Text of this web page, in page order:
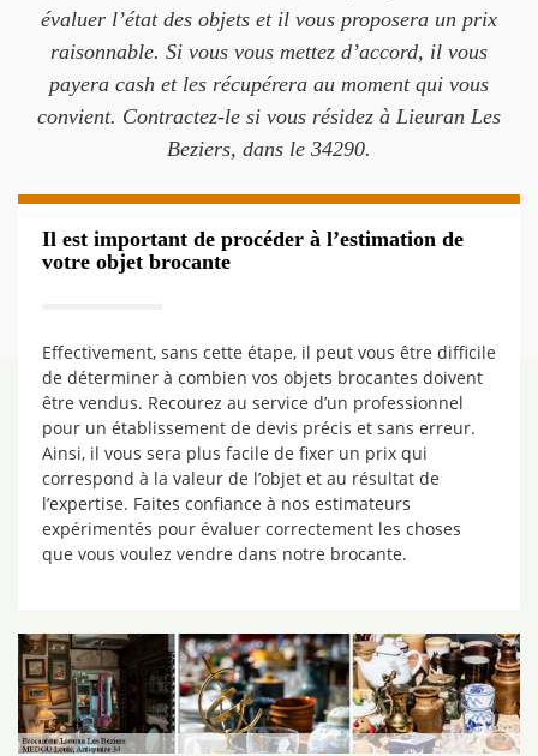
évaluer l’état des objets et il vous proposera un prix
raisonnable. Si vous vous mettez d’accord, il vous
payera cash et les récupérera au moment qui vous
convient. Contractez-le si vous résidez à Lieuran Les
Beziers, dans le 34290.
Il est important de procéder à l’estimation de
votre objet brocante
Effectivement, sans cette étape, il peut vous être difficile
de déterminer à combien vos objets brocantes doivent
être vendus. Recourez au service d’un professionnel
pour un établissement de devis précis et sans erreur.
Ainsi, il vous sera plus facile de fixer un prix qui
correspond à la valeur de l’objet et au résultat de
l’expertise. Faites confiance à nos estimateurs
expérimentés pour évaluer correctement les choses
que vous voulez vendre dans notre brocante.